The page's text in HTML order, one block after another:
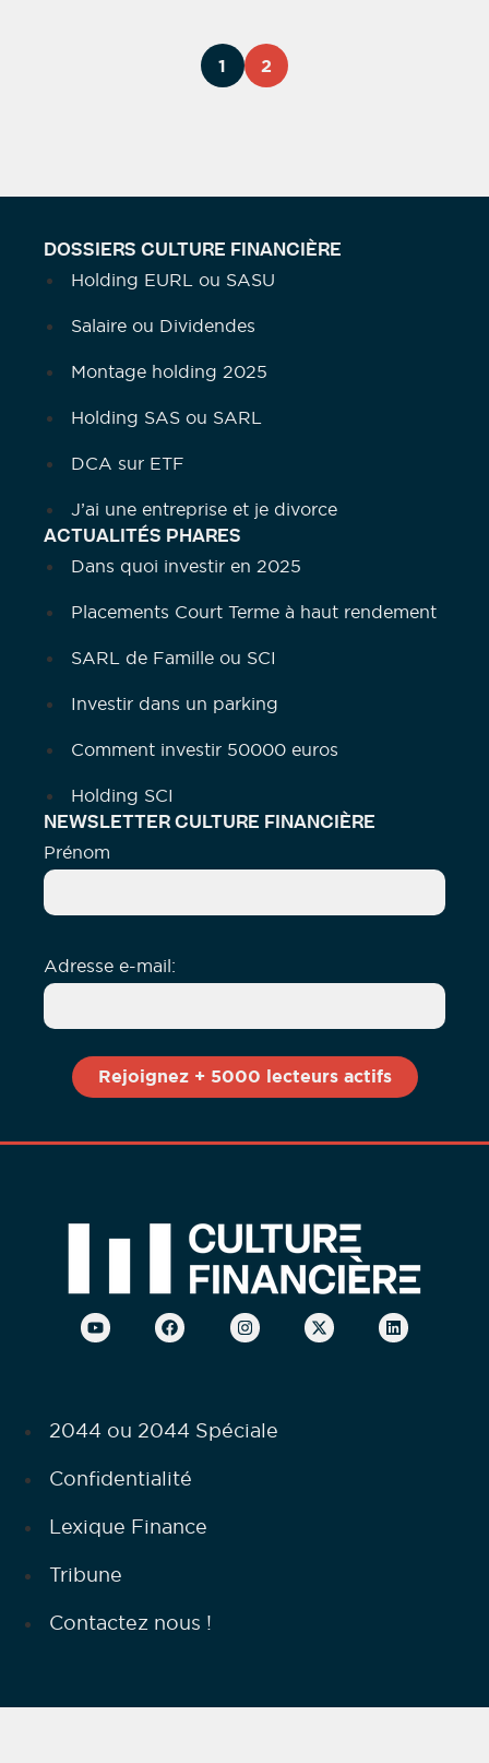
1 2
DOSSIERS CULTURE FINANCIÈRE
Holding EURL ou SASU
Salaire ou Dividendes
Montage holding 2025
Holding SAS ou SARL
DCA sur ETF
J’ai une entreprise et je divorce
ACTUALITÉS PHARES
Dans quoi investir en 2025
Placements Court Terme à haut rendement
SARL de Famille ou SCI
Investir dans un parking
Comment investir 50000 euros
Holding SCI
NEWSLETTER CULTURE FINANCIÈRE
Prénom
Adresse e-mail:
2044 ou 2044 Spéciale
Confidentialité
Lexique Finance
Tribune
Contactez nous !